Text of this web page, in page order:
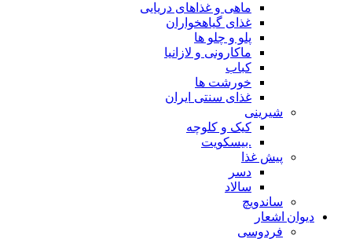
ماهی و غذاهای دریایی
غذای گیاهخواران
پلو و چلو ها
ماکارونی و لازانیا
کباب
خورشت ها
غذای سنتی ایران
شیرینی
کیک و کلوچه
.بیسکویت
پیش غذا
دسر
سالاد
ساندویچ
دیوان اشعار
فردوسی